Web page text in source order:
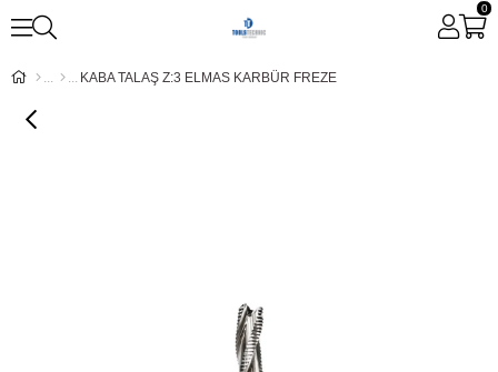
0
KABA TALAŞ Z:3 ELMAS KARBÜR FREZE